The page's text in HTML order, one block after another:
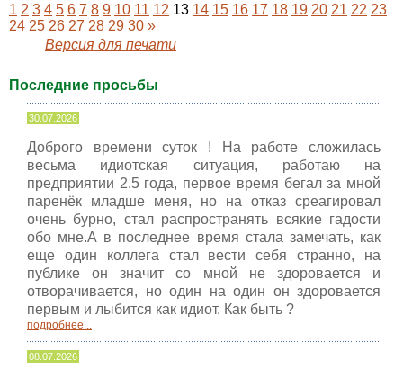
1 2 3 4 5 6 7 8 9 10 11 12 13 14 15 16 17 18 19 20 21 22 23
24 25 26 27 28 29 30 »
Версия для печати
Последние просьбы
30.07.2026
Доброго времени суток ! На работе сложилась
весьма идиотская ситуация, работаю на
предприятии 2.5 года, первое время бегал за мной
паренёк младше меня, но на отказ среагировал
очень бурно, стал распространять всякие гадости
обо мне.А в последнее время стала замечать, как
еще один коллега стал вести себя странно, на
публике он значит со мной не здоровается и
отворачивается, но один на один он здоровается
первым и лыбится как идиот. Как быть ?
подробнее...
08.07.2026